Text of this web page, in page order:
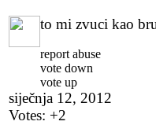
to mi zvuci kao
report abuse
vote down
vote up
siječnja 12, 2012
Votes: +2